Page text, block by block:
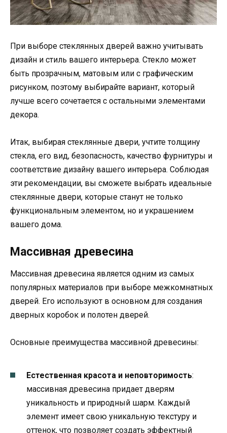
При выборе стеклянных дверей важно учитывать
дизайн и стиль вашего интерьера. Стекло может
быть прозрачным, матовым или с графическим
рисунком, поэтому выбирайте вариант, который
лучше всего сочетается с остальными элементами
декора.
Итак, выбирая стеклянные двери, учтите толщину
стекла, его вид, безопасность, качество фурнитуры и
соответствие дизайну вашего интерьера. Соблюдая
эти рекомендации, вы сможете выбрать идеальные
стеклянные двери, которые станут не только
функциональным элементом, но и украшением
вашего дома.
Массивная древесина
Массивная древесина является одним из самых
популярных материалов при выборе межкомнатных
дверей. Его используют в основном для создания
дверных коробок и полотен дверей.
Основные преимущества массивной древесины:
Естественная красота и неповторимость:
массивная древесина придает дверям
уникальность и природный шарм. Каждый
элемент имеет свою уникальную текстуру и
оттенок, что позволяет создать эффектный